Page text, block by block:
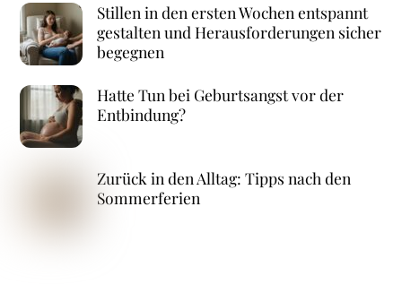
Stillen in den ersten Wochen entspannt
gestalten und Herausforderungen sicher
begegnen
Hatte Tun bei Geburtsangst vor der
Entbindung?
Zurück in den Alltag: Tipps nach den
Sommerferien